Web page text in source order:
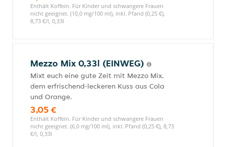
Enthält Koffein. Für Kinder und schwangere Frauen
nicht geeignet. (10,0 mg/100 ml), inkl. Pfand (0,25 €),
8,73 €/l, 0,33l
Mezzo Mix 0,33l (EINWEG)
Mixt euch eine gute Zeit mit Mezzo Mix,
dem erfrischend-leckeren Kuss aus Cola
und Orange.
3,05 €
Enthält Koffein. Für Kinder und schwangere Frauen
nicht geeignet. (6,0 mg/100 ml), inkl. Pfand (0,25 €), 8,73
€/l, 0,33l